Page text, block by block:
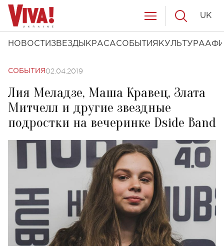
НОВОСТИ ЗВЕЗДЫ КРАСАСОБЫТИЯ КУЛЬТУРА
UK
СОБЫТИЯ 02.04.2019
Лия Меладзе, Маша Кравец, Злата
Митчелл и другие звездные
подростки на вечеринке Dside Band